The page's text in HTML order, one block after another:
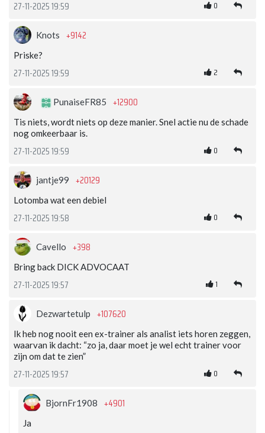
27-11-2025 19:59 0
Knots +9142
Priske?
27-11-2025 19:59 2
PunaiseFR85 +12900
Tis niets, wordt niets op deze manier. Snel actie nu de schade
nog omkeerbaar is.
27-11-2025 19:59 0
jantje99 +20129
Lotomba wat een debiel
27-11-2025 19:58 0
Cavello +398
Bring back DICK ADVOCAAT
27-11-2025 19:57 1
Dezwartetulp +107620
Ik heb nog nooit een ex-trainer als analist iets horen zeggen,
waarvan ik dacht: “zo ja, daar moet je wel echt trainer voor
zijn om dat te zien”
27-11-2025 19:57 0
BjornFr1908 +4901
Ja